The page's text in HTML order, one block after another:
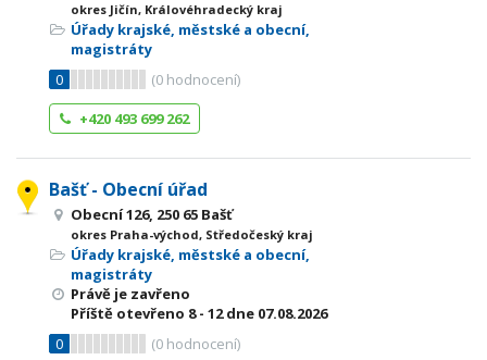
okres Jičín, Královéhradecký kraj
Úřady krajské, městské a obecní,
magistráty
0
(0 hodnocení)
+420 493 699 262
Bašť - Obecní úřad
Obecní 126, 250 65 Bašť
okres Praha-východ, Středočeský kraj
Úřady krajské, městské a obecní,
magistráty
Právě je zavřeno
Příště otevřeno 8 - 12dne 07.08.2026
0
(0 hodnocení)